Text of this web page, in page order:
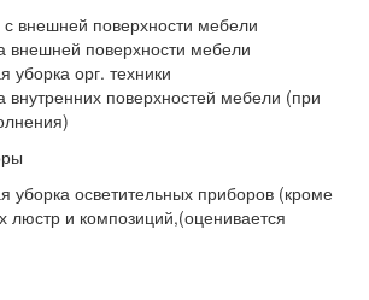
внешней поверхности мебели
внешней поверхности мебели
уборка орг. техники
внутренних поверхностей мебели (при
уборка осветительных приборов (кроме
люстр и композиций,(оценивается